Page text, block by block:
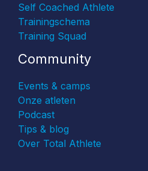
Self Coached Athlete
Trainingschema
Training Squad
Community
Events & camps
Onze atleten
Podcast
Tips & blog
Over Total Athlete